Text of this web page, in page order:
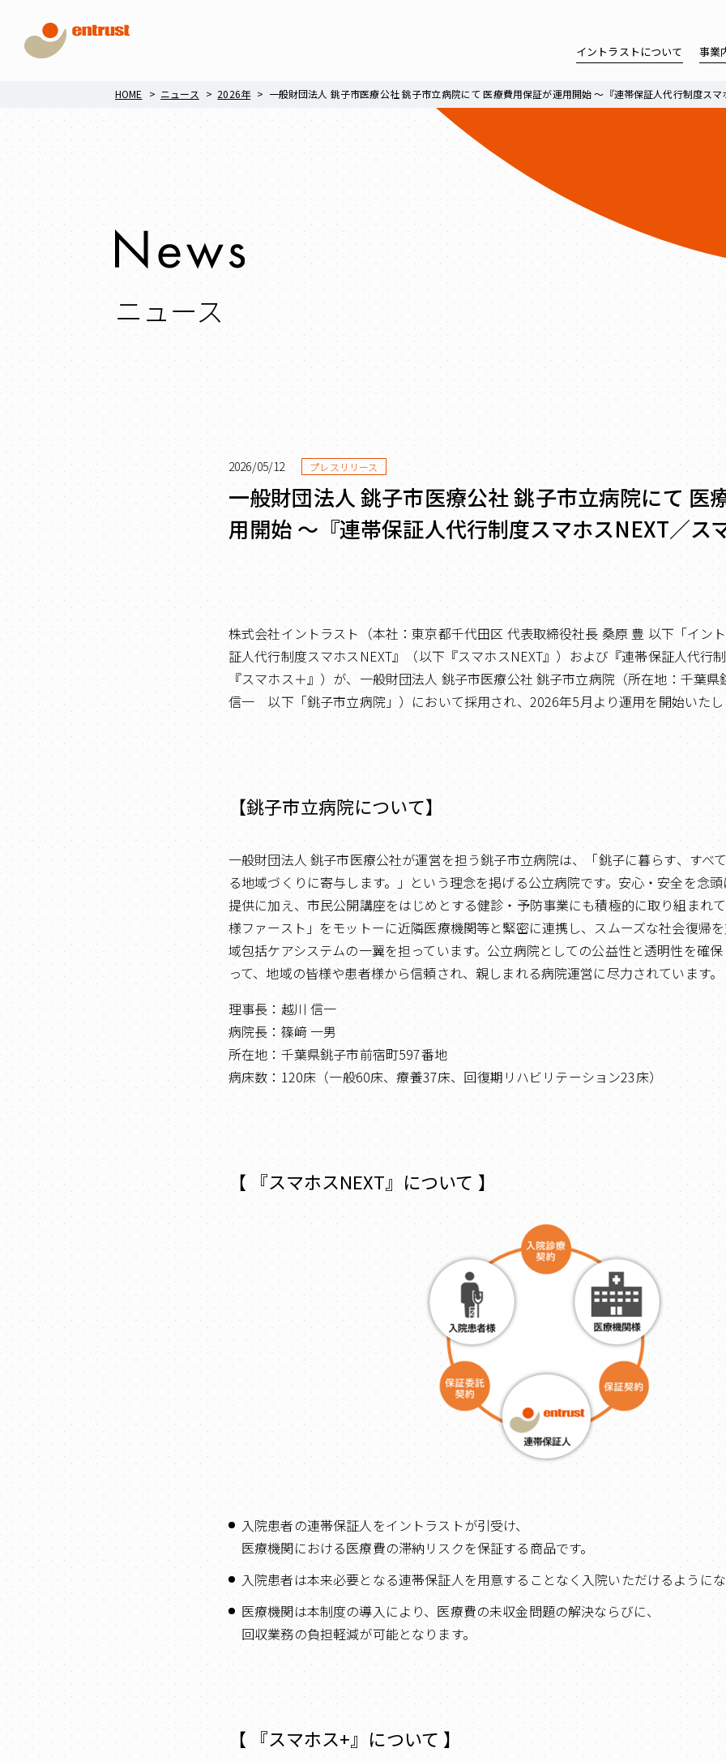
イントラストについて 事業
HOME ニュース 2026年 一般財団法人 銚子市医療公社 銚子市立病院にて 医療費用保証が運用開始 ～『連帯保証人代行制度スマ
ニュース
2026/05/12 プレスリリース
一般財団法人 銚子市医療公社 銚子市立病院にて 医
用開始 ～『連帯保証人代行制度スマホスNEXT／ス
株式会社イントラスト（本社：東京都千代田区 代表取締役社長 桑原 豊 以下「イン
証人代行制度スマホスNEXT』（以下『スマホスNEXT』）および『連帯保証人代行
『スマホス＋』）が、一般財団法人 銚子市医療公社 銚子市立病院（所在地：千葉
信一 以下「銚子市立病院」）において採用され、2026年5月より運用を開始いた
【銚子市立病院について】
一般財団法人 銚子市医療公社が運営を担う銚子市立病院は、「銚子に暮らす、すべ
る地域づくりに寄与します。」という理念を掲げる公立病院です。安心・安全を念
提供に加え、市民公開講座をはじめとする健診・予防事業にも積極的に取り組まれ
様ファースト」をモットーに近隣医療機関等と緊密に連携し、スムーズな社会復帰
域包括ケアシステムの一翼を担っています。公立病院としての公益性と透明性を確
って、地域の皆様や患者様から信頼され、親しまれる病院運営に尽力されています。
理事長：越川 信一
病院長：篠﨑 一男
所在地：千葉県銚子市前宿町597番地
病床数：120床（一般60床、療養37床、回復期リハビリテーション23床）
【 『スマホスNEXT』について 】
入院患者の連帯保証人をイントラストが引受け、
医療機関における医療費の滞納リスクを保証する商品です。
入院患者は本来必要となる連帯保証人を用意することなく入院いただけるように
医療機関は本制度の導入により、医療費の未収金問題の解決ならびに、
回収業務の負担軽減が可能となります。
【 『スマホス+』について 】